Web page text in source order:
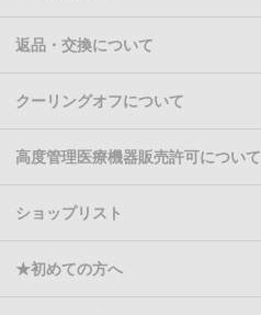
返品・交換について
クーリングオフについて
高度管理医療機器販売許可について
ショップリスト
★初めての方へ